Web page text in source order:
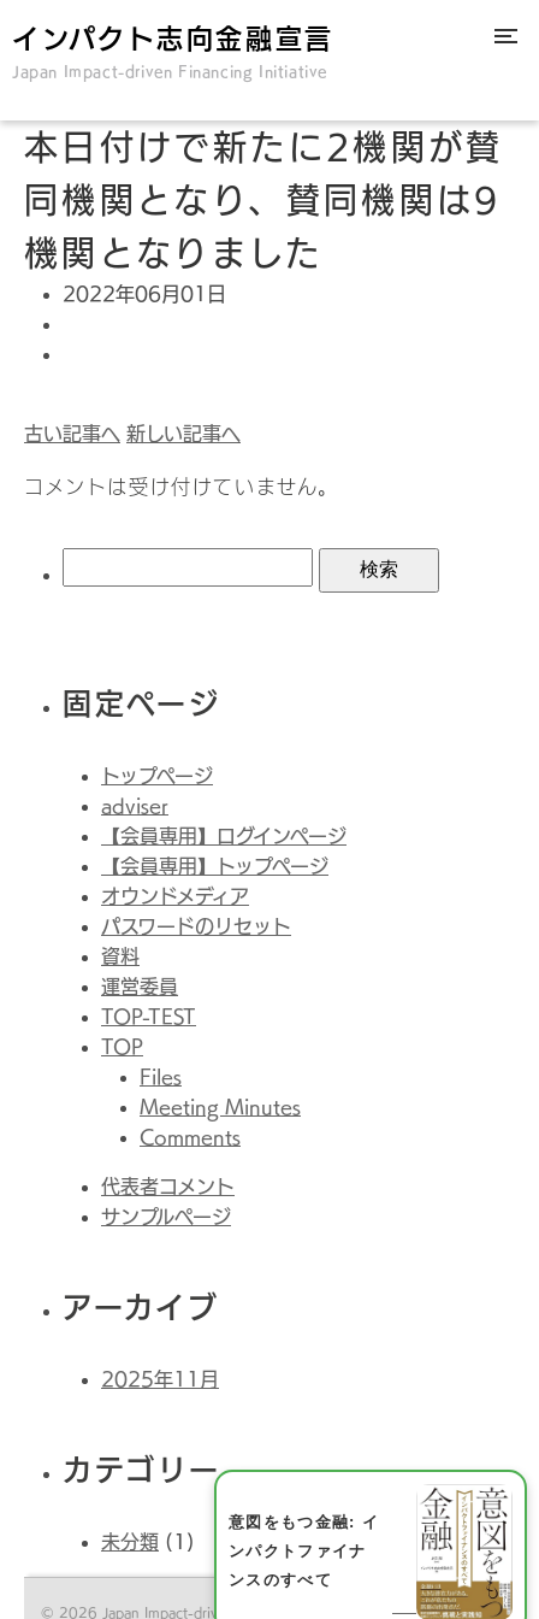
インパクト志向金融宣言
Japan Impact-driven Financing Initiative
本日付けで新たに2機関が賛
同機関となり、賛同機関は9
機関となりました
2022年06月01日
古い記事へ 新しい記事へ
コメントは受け付けていません。
固定ページ
トップページ
adviser
【会員専用】ログインページ
【会員専用】トップページ
オウンドメディア
パスワードのリセット
資料
運営委員
TOP-TEST
TOP
Files
Meeting Minutes
Comments
代表者コメント
サンプルページ
アーカイブ
2025年11月
カテゴリー
未分類 (1)
© 2026 Japan Impact-driven Financing Initiative All Rights Reserved.
意図をもつ金融: イ
ンパクトファイナ
ンスのすべて